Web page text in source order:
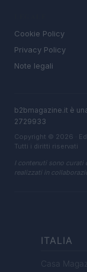
Cookie Policy
Privacy Policy
Note legali
b2bmagazine.it è
2729933
Copyright © 2026 ·
Tutti i diritti riservati
I contenuti sono curati
realizzati in
ITALIA
Casa